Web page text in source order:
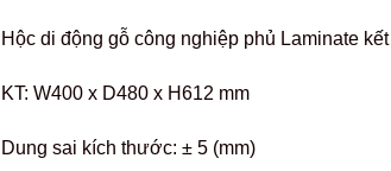
Hộc di động gỗ công nghiệp phủ Laminate
KT: W400 x D480 x H612 mm
Dung sai kích thước: ± 5 (mm)